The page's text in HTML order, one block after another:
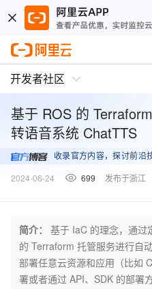
开发者社区
基于 ROS 的
转语音系统 ChatTTS
收录官方内容，探讨前沿
2024-06-24 699 发布于浙江
简介：
基于 IaC 的理念，通过
的 Terraform 托管服务进行自
部署任意云资源和应用（比如
署或者通过 API、SDK 的部署